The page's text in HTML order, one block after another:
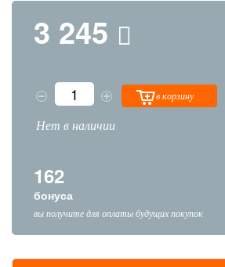
3 245
в корзину
Нет в наличии
162
бонуса
вы получите для оплаты будущих покупок